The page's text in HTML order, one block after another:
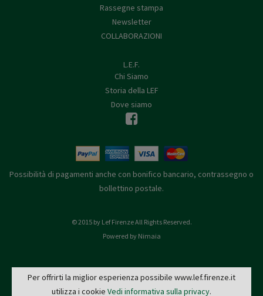
Rassegne stampa
Newsletter
COLLABORAZIONI
L.E.F.
Chi Siamo
Storia della LEF
Dove siamo
Possibilità di pagamenti anche con bonifico bancario, contrassegno o
bollettino postale.
© 2015 by Lef Firenze All Rights Reserved.
Powered by Nimaia
L.E.F. - Via de' Pucci, 4 - 50122 Firenze
Per offrirti la miglior esperienza possibile www.lef.firenze.it
utilizza i cookie Vedi informativa sulla privacy.